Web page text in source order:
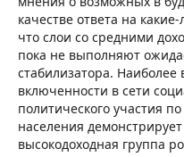
качестве ответа на
что слои со средними
пока не выполняют
стабилизатора.
включенности в сети
политического участия
населения
высокодоходная группа